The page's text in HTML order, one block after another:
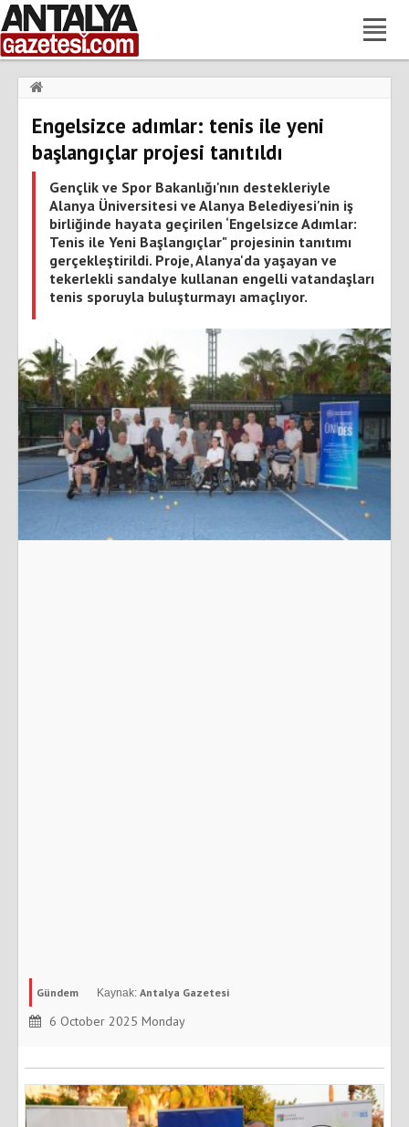
Engelsizce adımlar: tenis ile yeni başlangıçlar projesi tanıtıldı
Engelsizce adımlar: tenis ile yeni
başlangıçlar projesi tanıtıldı
Gençlik ve Spor Bakanlığı'nın destekleriyle
Alanya Üniversitesi ve Alanya Belediyesi'nin iş
birliğinde hayata geçirilen ‘Engelsizce Adımlar:
Tenis ile Yeni Başlangıçlar" projesinin tanıtımı
gerçekleştirildi. Proje, Alanya'da yaşayan ve
tekerlekli sandalye kullanan engelli vatandaşları
tenis sporuyla buluşturmayı amaçlıyor.
Gündem Antalya Gazetesi
6 October 2025 Monday